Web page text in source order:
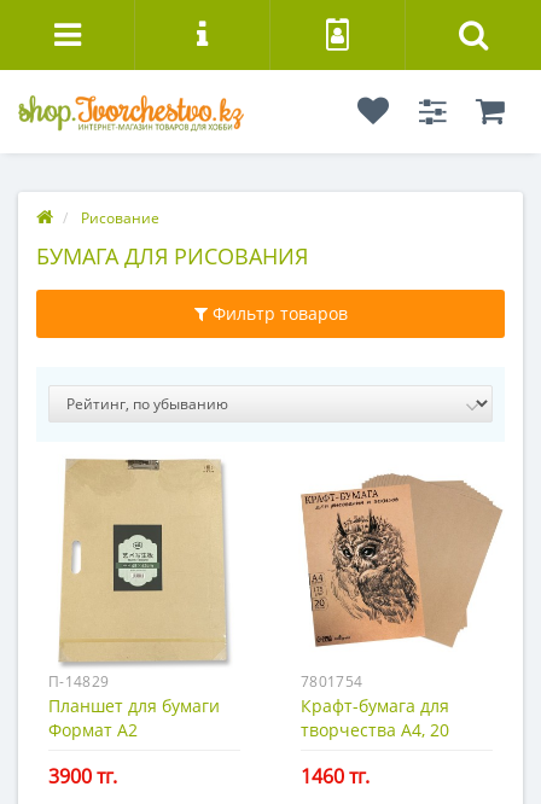
Рисование
БУМАГА ДЛЯ РИСОВАНИЯ
Фильтр товаров
П-14829
Планшет для бумаги
Формат А2
3900 тг.
7801754
Крафт-бумага для
творчества А4, 20
1460 тг.